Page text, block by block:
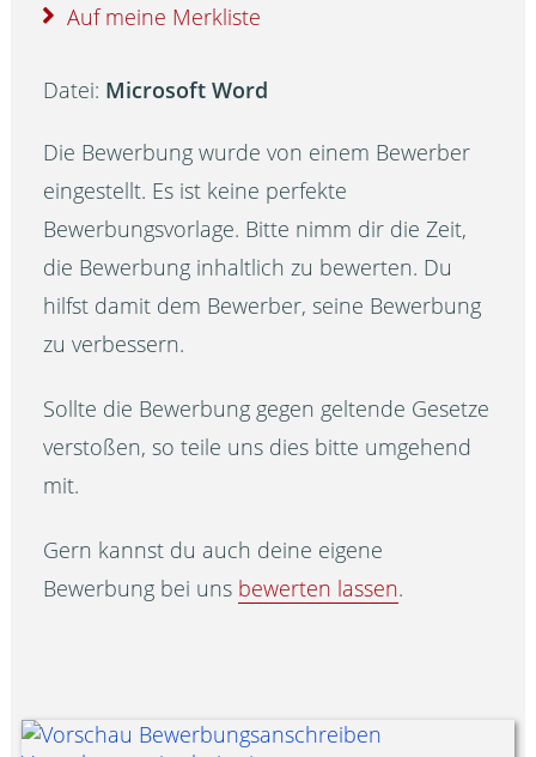
Auf meine Merkliste
Datei: Microsoft Word
Die Bewerbung wurde von einem Bewerber
eingestellt. Es ist keine perfekte
Bewerbungsvorlage. Bitte nimm dir die Zeit,
die Bewerbung inhaltlich zu bewerten. Du
hilfst damit dem Bewerber, seine Bewerbung
zu verbessern.
Sollte die Bewerbung gegen geltende Gesetze
verstoßen, so teile uns dies bitte umgehend
mit.
Gern kannst du auch deine eigene
Bewerbung bei uns bewerten lassen.